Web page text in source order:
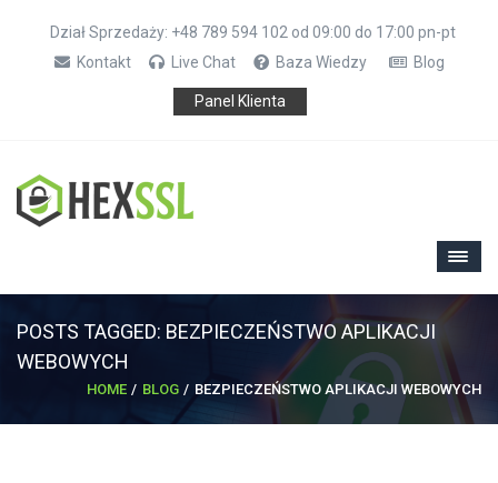
Dział Sprzedaży: +48 789 594 102 od 09:00 do 17:00 pn-pt
Kontakt
Live Chat Baza Wiedzy Blog
Panel Klienta
POSTS TAGGED: BEZPIECZEŃSTWO APLIKACJI
WEBOWYCH
HOME BLOG BEZPIECZEŃSTWO APLIKACJI WEBOWYCH